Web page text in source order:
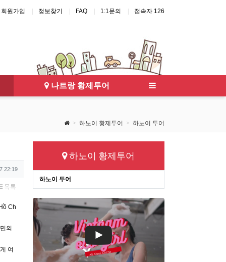
회원가입 정보찾기 FAQ 1:1문의 접속자 126
나트랑 풀빌라 다낭 에코걸 나트랑 에코걸
나트랑 황제투어
하노이 황제투어 하노이 투어
22:19
목록
Ch
의
여
하노이 황제투어
하노이 투어